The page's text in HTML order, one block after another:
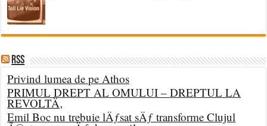
RSS
Privind lumea de pe Athos
PRIMUL DREPT AL OMULUI – DREPTUL LA
REVOLTÄ‚
Emil Boc nu trebuie lÄƒsat sÄƒ transforme Clujul